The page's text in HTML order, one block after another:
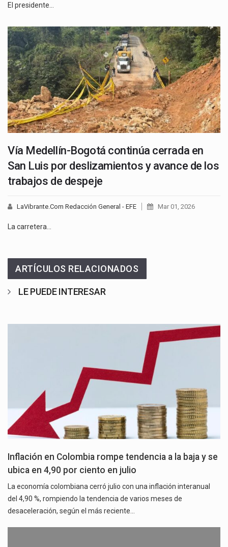
El presidente…
Vía Medellín-Bogotá continúa cerrada en
San Luis por deslizamientos y avance de los
trabajos de despeje
LaVibrante.Com Redacción General - EFE Mar 01, 2026
La carretera…
ARTÍCULOS RELACIONADOS
LE PUEDE INTERESAR
Inflación en Colombia rompe tendencia a la baja y se
ubica en 4,90 por ciento en julio
La economía colombiana cerró julio con una inflación interanual
del 4,90 %, rompiendo la tendencia de varios meses de
desaceleración, según el más reciente…